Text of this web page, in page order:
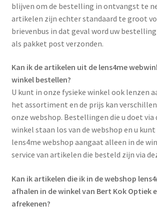
blijven om de bestelling in ontvangst te
artikelen zijn echter standaard te groot
brievenbus in dat geval word uw
als pakket post verzonden.
Kan ik de artikelen uit de lens4me
winkel bestellen?
U kunt in onze fysieke winkel ook lenzen
het assortiment en de prijs kan
onze webshop. Bestellingen die u doet via
winkel staan los van de webshop en u
lens4me webshop aangaat alleen in de
service van artikelen die besteld zijn via
Kan ik artikelen die ik in de webshop
afhalen in de winkel van Bert Kok Optiek
afrekenen?